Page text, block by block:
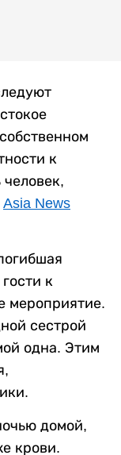
к
Asia News
к
мероприятие.
сестрой
одна. Этим
домой,
крови.